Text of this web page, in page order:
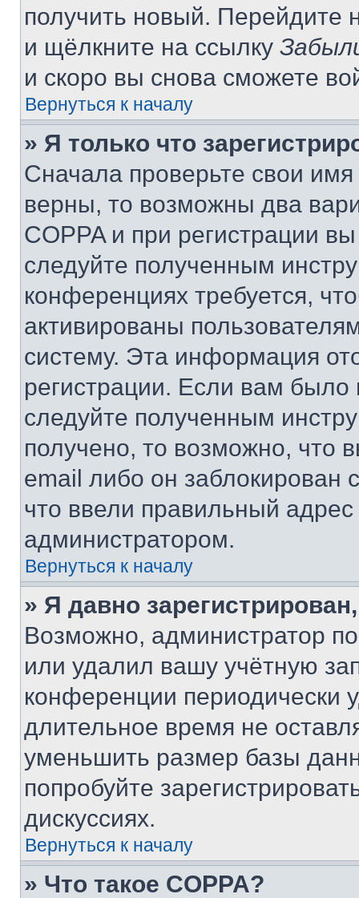
получить новый. Перейдите
и щёлкните на ссылку
и скоро вы снова сможете
Вернуться к началу
» Я только что
Сначала проверьте свои
верны, то возможны два
COPPA и при регистрации
следуйте полученным
конференциях требуется,
активированы
систему. Эта информация
регистрации. Если вам
следуйте полученным
получено, то возможно, что
email либо он
что ввели правильный адрес
администратором.
Вернуться к началу
» Я давно
Возможно, администратор
или удалил вашу учётную
конференции периодически
длительное время не
уменьшить размер базы
попробуйте
дискуссиях.
Вернуться к началу
» Что такое COPPA?